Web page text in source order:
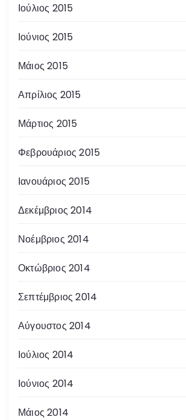
Ιούλιος 2015
Ιούνιος 2015
Μάιος 2015
Απρίλιος 2015
Μάρτιος 2015
Φεβρουάριος 2015
Ιανουάριος 2015
Δεκέμβριος 2014
Νοέμβριος 2014
Οκτώβριος 2014
Σεπτέμβριος 2014
Αύγουστος 2014
Ιούλιος 2014
Ιούνιος 2014
Μάιος 2014